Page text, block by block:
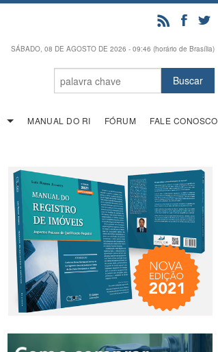
SÁBADO, 08 DE AGOSTO DE 2026 - 09:46 (horário de Brasília)
MANUAL DO RI FÓRUM FALE CONOSCO